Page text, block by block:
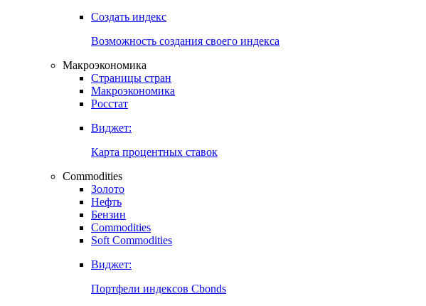
Создать индекс
Возможность создания своего индекса
Макроэкономика
Страницы стран
Макроэкономика
Росстат
Виджет:
Карта процентных ставок
Commodities
Золото
Нефть
Бензин
Commodities
Soft Commodities
Виджет:
Портфели индексов Cbonds